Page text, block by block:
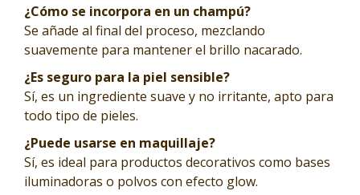
¿Cómo se incorpora en un champú?
Se añade al final del proceso, mezclando
suavemente para mantener el brillo nacarado.
¿Es seguro para la piel sensible?
Sí, es un ingrediente suave y no irritante, apto para
todo tipo de pieles.
¿Puede usarse en maquillaje?
Sí, es ideal para productos decorativos como bases
iluminadoras o polvos con efecto glow.